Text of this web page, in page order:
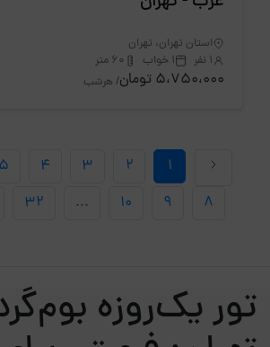
استان تهران، تهران
1 نفر
1 خواب 60 متر
5،750،000 تومان / هرشب
1
2
3
4
5
8
9
10
...
32
تور یک‌روزه